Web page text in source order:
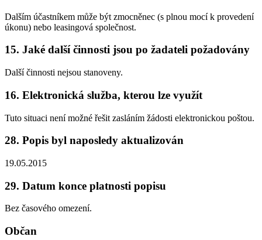
Dalším účastníkem může být zmocněnec (s plnou mocí k provedení
úkonu) nebo leasingová společnost.
15. Jaké další činnosti jsou po žadateli požadovány
Další činnosti nejsou stanoveny.
16. Elektronická služba, kterou lze využít
Tuto situaci není možné řešit zasláním žádosti elektronickou poštou.
28. Popis byl naposledy aktualizován
19.05.2015
29. Datum konce platnosti popisu
Bez časového omezení.
Občan